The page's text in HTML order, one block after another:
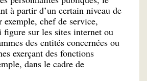
à partir d’un certain niveau de
exemple, chef de service,
sur les sites internet ou
des entités concernées ou
exerçant des fonctions
dans le cadre de